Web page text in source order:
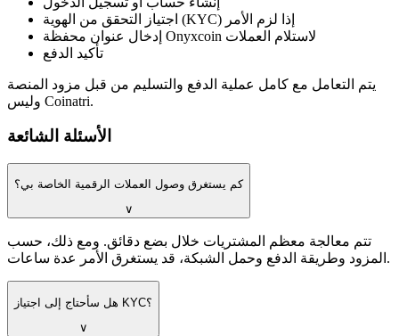
اجتياز التحقق من الهوية (KYC) إذا لزم الأمر
إدخال عنوان محفظة Onyxcoin لاستلام العملات
تأكيد الدفع
يتم التعامل مع كامل عملية الدفع والتسليم من قبل مزود المنصة
وليس Coinatri.
الأسئلة الشائعة
كم يستغرق وصول العملات الرقمية الخاصة بي؟
∨
تتم معالجة معظم المشتريات خلال بضع دقائق. ومع ذلك، حسب
المزود وطريقة الدفع وحمل الشبكة، قد يستغرق الأمر عدة ساعات.
هل سأحتاج إلى اجتياز KYC؟
∨